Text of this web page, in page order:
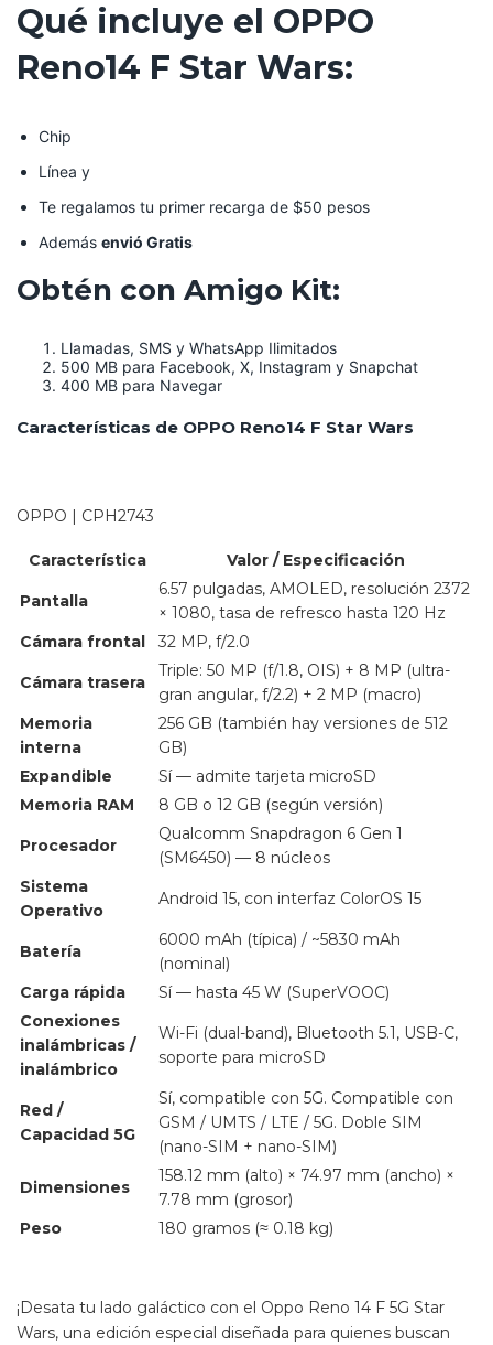
Qué incluye el OPPO
Reno14 F Star Wars:
Chip
Línea y
Te regalamos tu primer recarga de $50 pesos
Además envió Gratis
Obtén con Amigo Kit:
Llamadas, SMS y WhatsApp Ilimitados
500 MB para Facebook, X, Instagram y Snapchat
400 MB para Navegar
Características de OPPO Reno14 F Star Wars
OPPO | CPH2743
Característica Valor / Especificación
Pantalla
6.57 pulgadas, AMOLED, resolución 2372
× 1080, tasa de refresco hasta 120 Hz
Cámara frontal
32 MP, f/2.0
Cámara trasera
Triple: 50 MP (f/1.8, OIS) + 8 MP (ultra-
gran angular, f/2.2) + 2 MP (macro)
Memoria
interna
256 GB (también hay versiones de 512
GB)
Expandible
Sí — admite tarjeta microSD
Memoria RAM
8 GB o 12 GB (según versión)
Procesador
Qualcomm Snapdragon 6 Gen 1
(SM6450) — 8 núcleos
Sistema
Operativo
Android 15, con interfaz ColorOS 15
Batería
6000 mAh (típica) / ~5830 mAh
(nominal)
Carga rápida
Sí — hasta 45 W (SuperVOOC)
Conexiones
inalámbricas /
inalámbrico
Wi-Fi (dual-band), Bluetooth 5.1, USB-C,
soporte para microSD
Red /
Capacidad 5G
Sí, compatible con 5G. Compatible con
GSM / UMTS / LTE / 5G. Doble SIM
(nano-SIM + nano-SIM)
Dimensiones
158.12 mm (alto) × 74.97 mm (ancho) ×
7.78 mm (grosor)
Peso
180 gramos (≈ 0.18 kg)
¡Desata tu lado galáctico con el Oppo Reno 14 F 5G Star
Wars, una edición especial diseñada para quienes buscan